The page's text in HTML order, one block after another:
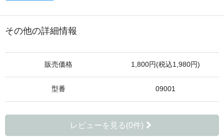
その他の詳細情報
販売価格 1,800円(税込1,980円)
型番 09001
レビューを見る(0件)